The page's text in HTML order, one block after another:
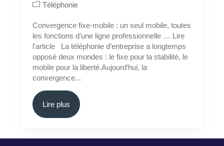
Téléphonie
Convergence fixe-mobile : un seul mobile, toutes
les fonctions d’une ligne professionnelle … Lire
l'article La téléphonie d’entreprise a longtemps
opposé deux mondes : le fixe pour la stabilité, le
mobile pour la liberté.Aujourd’hui, la
convergence...
Lire plus